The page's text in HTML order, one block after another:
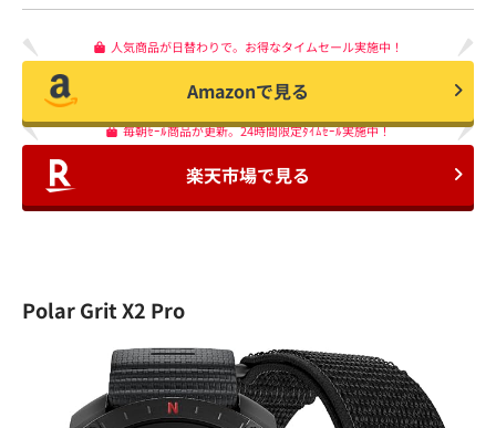
人気商品が日替わりで。お得なタイムセール実施中！
Amazonで見る
毎朝ｾｰﾙ商品が更新。24時間限定ﾀｲﾑｾｰﾙ実施中！
楽天市場で見る
Polar Grit X2 Pro